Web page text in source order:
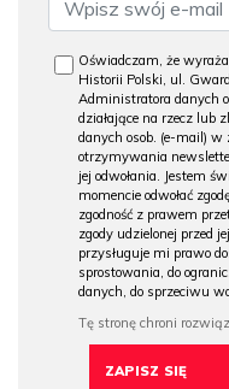
Oświadczam, że
Historii Polski, ul.
Administratora danych
działające na rzecz lub
danych osob. (e-mail) w
otrzymywania
jej odwołania. Jestem
momencie odwołać
zgodność z prawem
zgody udzielonej przed
przysługuje mi prawo
sprostowania, do
danych, do sprzeciwu